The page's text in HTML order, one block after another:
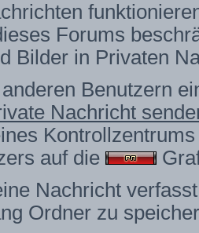
Forums
Bilder in Privaten
Benutzern
Nachricht
auf die
Nachricht
Ordner zu